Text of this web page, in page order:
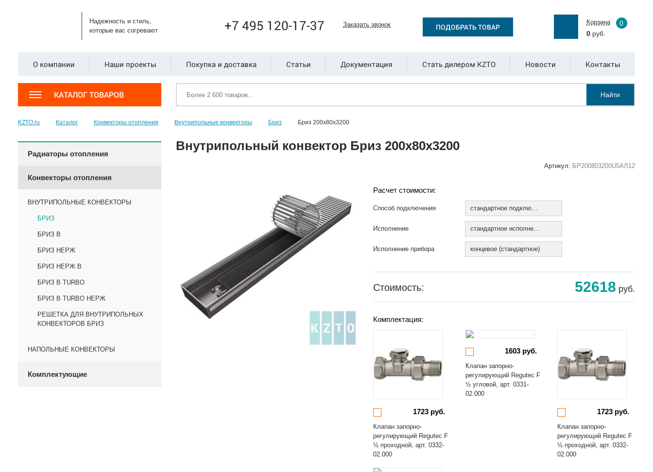
Надежность и стиль,
которые вас согревают
+7 495 120-17-37 Заказать звонок ПОДОБРАТЬ ТОВАР
Корзина
0
0руб.
О компании Наши проекты Покупка и доставка Статьи Документация Стать дилером KZTO Новости Контакты
КАТАЛОГ ТОВАРОВ Найти
KZTO.ru Каталог Конвекторы отопления Внутрипольные конвекторы Бриз Бриз 200х80х3200
Радиаторы отопления
Конвекторы отопления
ВНУТРИПОЛЬНЫЕ КОНВЕКТОРЫ
БРИЗ
БРИЗ В
БРИЗ НЕРЖ
БРИЗ НЕРЖ В
БРИЗ В TURBO
БРИЗ В TURBO НЕРЖ
РЕШЕТКА ДЛЯ ВНУТРИПОЛЬНЫХ
КОНВЕКТОРОВ БРИЗ
НАПОЛЬНЫЕ КОНВЕКТОРЫ
Комплектующие
Внутрипольный конвектор Бриз 200х80х3200
Артикул: БР200803200U5АЛ12
Расчет стоимости:
Способ подключения стандартное подключение
Исполнение стандартное исполнение
Исполнение прибора концевое (стандартное)
Стоимость: 52618 руб.
Комплектация:
1723 руб.
Клапан запорно-
регулирующий Regutec F
½ проходной, арт. 0332-
02.000
1603 руб.
Клапан запорно-
регулирующий Regutec F
½ угловой, арт. 0331-
02.000
1723 руб.
Клапан запорно-
регулирующий Regutec F
½ проходной, арт. 0332-
02.000